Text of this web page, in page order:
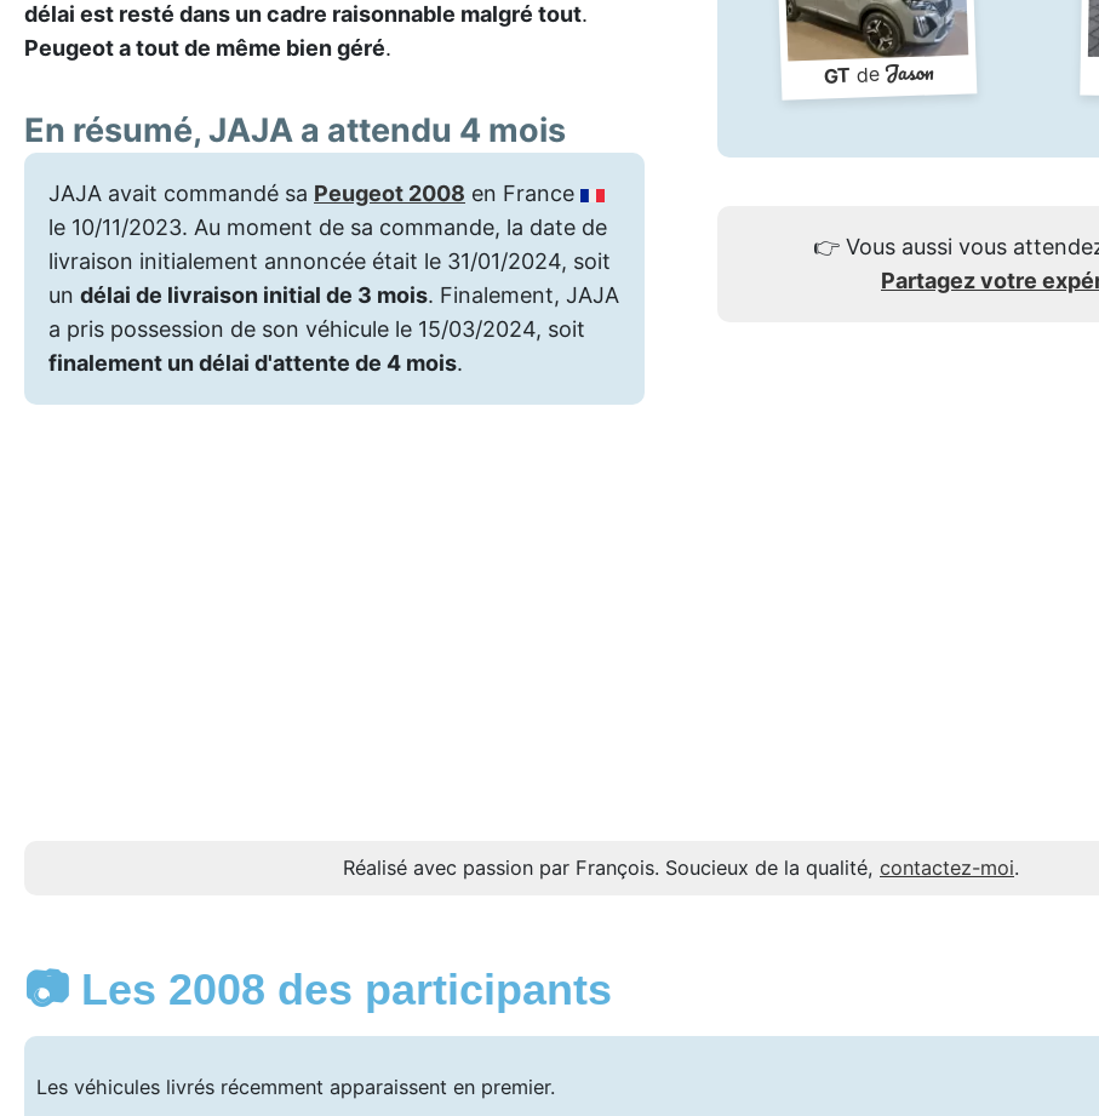
délai est resté dans un cadre raisonnable malgré tout.
Peugeot a tout de même bien géré.
En résumé, JAJA a attendu 4 mois
JAJA avait commandé sa Peugeot 2008 en France
le 10/11/2023. Au moment de sa commande, la date de
livraison initialement annoncée était le 31/01/2024, soit
un délai de livraison initial de 3 mois. Finalement, JAJA
a pris possession de son véhicule le 15/03/2024, soit
finalement un délai d'attente de 4 mois.
GTdeJason
👉 Vous aussi vous
Partagez votre
Réalisé avec passion par François. Soucieux de la qualité, contactez-moi.
📷 Les 2008 des participants
Les véhicules livrés récemment apparaissent en premier.